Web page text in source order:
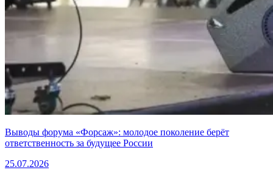
Выводы форума «Форсаж»: молодое поколение берёт
ответственность за будущее России
25.07.2026